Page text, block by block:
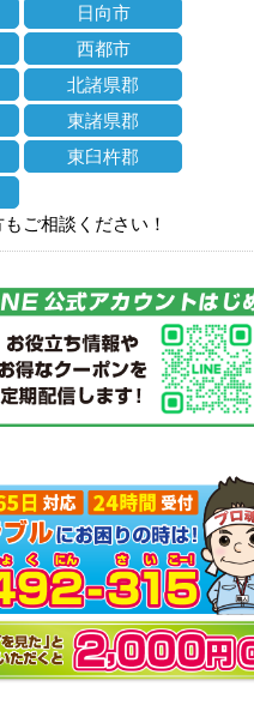
日向市
西都市
北諸県郡
東諸県郡
東臼杵郡
ご相談ください！